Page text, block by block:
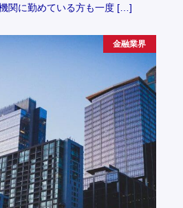
関に勤めている方も一度 […]
金融業界